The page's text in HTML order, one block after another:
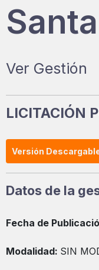
Ver Gestión
LICITACIÓN
Versión
Datos de la
Fecha de
Modalidad: SIN